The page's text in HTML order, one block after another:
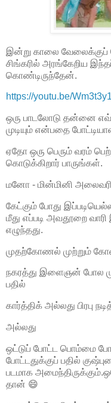
இன்று காலை வேலைக்குப்
சிங்கரில் அரங்கேறிய
கொண்டிருந்தேன்.
https://youtu.be/
ஒரு பாடலோடு தன்னை
முடியும் என்பதை
ஏதோ ஒரு பெரும் வரம்
கொடுக்கிறார் பாருங்கள்.
மனோ - மின்மினி
கேட்கும் போது
மீது எப்படி அவதூறை
எழுந்தது.
முதற்கோணல் முற்றும்
நகரத்து இளைஞன் போல
பதில்
கார்த்திக் அல்லது பிரபு
அல்லது
ஒட்டுப் போட்ட பொம்மை
போட்டதுக்குப் பதில்
படமாக
தான் 😄